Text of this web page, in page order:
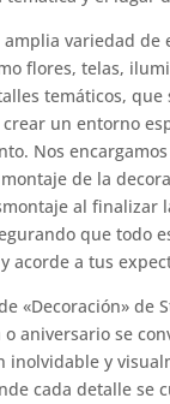
variedad de
flores, telas,
temáticos, que
un entorno
Nos
de la
al finalizar
que todo
acorde a tus
«Decoración» de
o aniversario se
inolvidable y
cada detalle se